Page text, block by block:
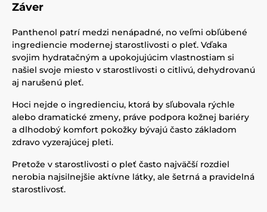
Záver
Panthenol patrí medzi nenápadné, no veľmi obľúbené
ingrediencie modernej starostlivosti o pleť. Vďaka
svojim hydratačným a upokojujúcim vlastnostiam si
našiel svoje miesto v starostlivosti o citlivú, dehydrovanú
aj narušenú pleť.
Hoci nejde o ingredienciu, ktorá by sľubovala rýchle
alebo dramatické zmeny, práve podpora kožnej bariéry
a dlhodobý komfort pokožky bývajú často základom
zdravo vyzerajúcej pleti.
Pretože v starostlivosti o pleť často najväčší rozdiel
nerobia najsilnejšie aktívne látky, ale šetrná a pravidelná
starostlivosť.